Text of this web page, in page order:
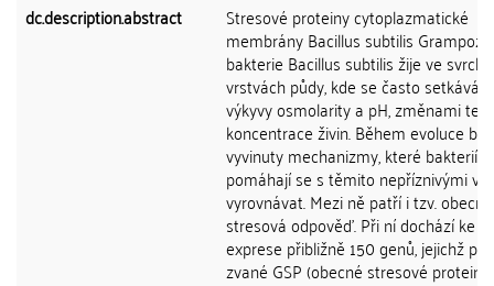
dc.description.abstract
Stresové proteiny cytoplazmatické
membrány Bacillus subtilis
bakterie Bacillus subtilis žije ve
vrstvách půdy, kde se často setkává s
výkyvy osmolarity a pH, změnami
koncentrace živin. Během evoluce
vyvinuty mechanizmy, které bakteriím
pomáhají se s těmito nepříznivými
vyrovnávat. Mezi ně patří i tzv. obecná
stresová odpověď. Při ní dochází ke
exprese přibližně 150 genů, jejichž
zvané GSP (obecné stresové proteiny)